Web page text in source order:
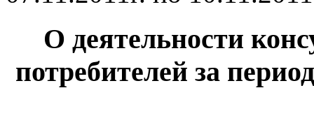
О деятельности
потребителей за